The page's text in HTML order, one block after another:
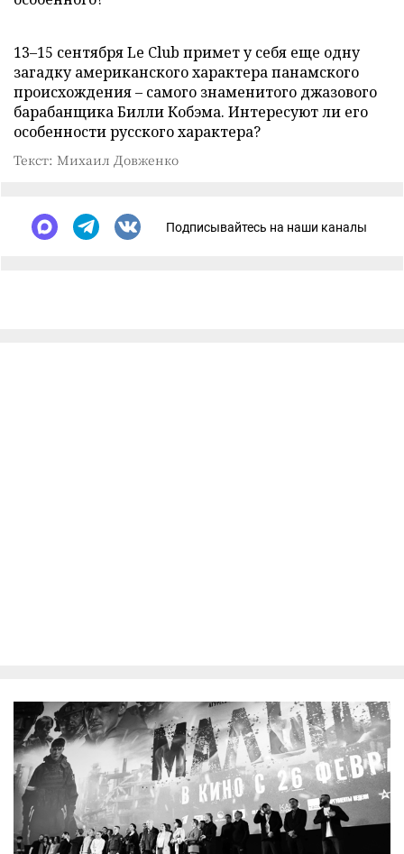
13–15 сентября Le Club примет у себя еще одну
загадку американского характера панамского
происхождения – самого знаменитого джазового
барабанщика Билли Кобэма. Интересуют ли его
особенности русского характера?
Текст: Михаил Довженко
Подписывайтесь на наши каналы